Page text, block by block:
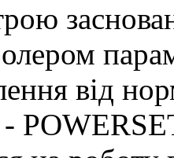
від